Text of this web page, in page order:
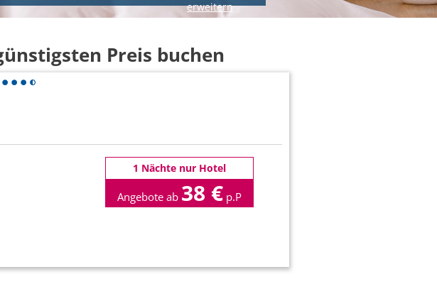
erweitern
Preis buchen
1 Nächte nur Hotel
Angebote ab 38 € p.P